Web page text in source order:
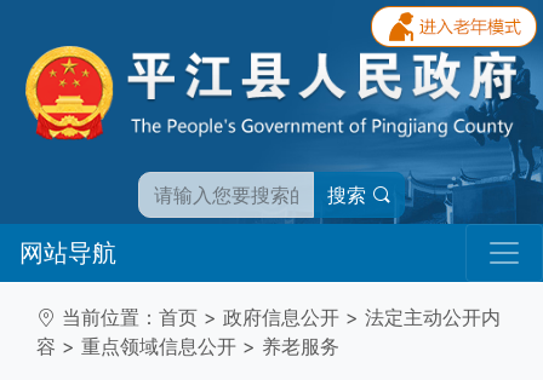
搜索
网站导航
当前位置： 首页 > 政府信息公开 > 法定主动公开内
容 > 重点领域信息公开 > 养老服务